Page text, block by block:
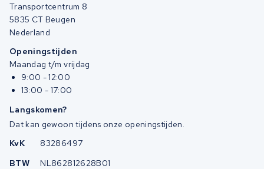
Transportcentrum 8
5835 CT Beugen
Nederland
Openingstijden
Maandag t/m vrijdag
9:00 - 12:00
13:00 - 17:00
Langskomen?
Dat kan gewoon tijdens onze openingstijden.
KvK
83286497
BTW
NL862812628B01